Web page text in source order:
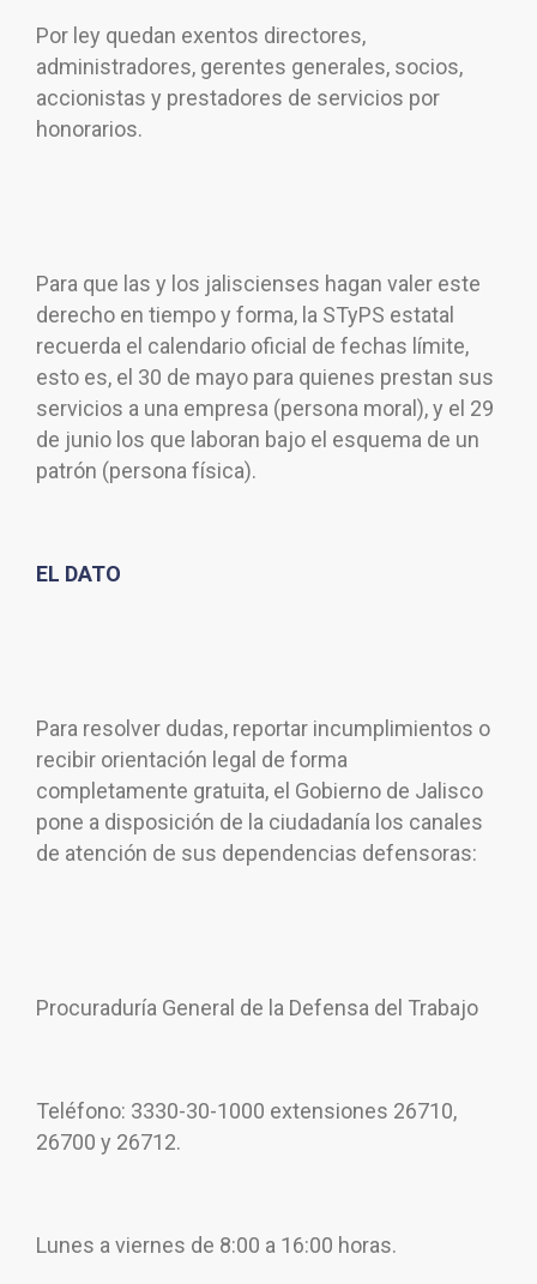
Por ley quedan exentos directores,
administradores, gerentes generales, socios,
accionistas y prestadores de servicios por
honorarios.
Para que las y los jaliscienses hagan valer este
derecho en tiempo y forma, la STyPS estatal
recuerda el calendario oficial de fechas límite,
esto es, el 30 de mayo para quienes prestan sus
servicios a una empresa (persona moral), y el 29
de junio los que laboran bajo el esquema de un
patrón (persona física).
EL DATO
Para resolver dudas, reportar incumplimientos o
recibir orientación legal de forma
completamente gratuita, el Gobierno de Jalisco
pone a disposición de la ciudadanía los canales
de atención de sus dependencias defensoras:
Procuraduría General de la Defensa del Trabajo
Teléfono: 3330-30-1000 extensiones 26710,
26700 y 26712.
Lunes a viernes de 8:00 a 16:00 horas.